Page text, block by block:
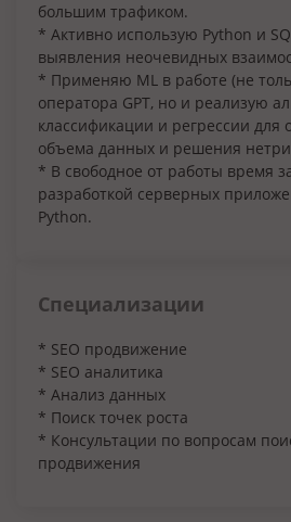
большим трафиком.
* Активно использую Python и
выявления неочевидных
* Применяю ML в работе (не
оператора GPT, но и реализую
классификации и регрессии для
объема данных и решения
* В свободное от работы время
разработкой серверных
Python.
Специализации
* SEO продвижение
* SEO аналитика
* Анализ данных
* Поиск точек роста
* Консультации по вопросам
продвижения